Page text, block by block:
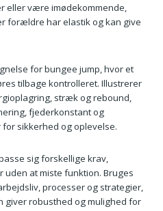
eller være imødekommende,
forældre har elastik og kan give
for bungee jump, hvor et
tilbage kontrolleret. Illustrerer
stræk og rebound,
fjederkonstant og
sikkerhed og oplevelse.
sig forskellige krav,
at miste funktion. Bruges
processer og strategier,
giver robusthed og mulighed for